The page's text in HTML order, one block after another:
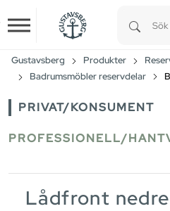
Skip to main content
Gustavsberg Produkter
Badrumsmöbler reservdelar
PRIVAT/KONSUMENT
PROFESSIONELL/
Lådfront